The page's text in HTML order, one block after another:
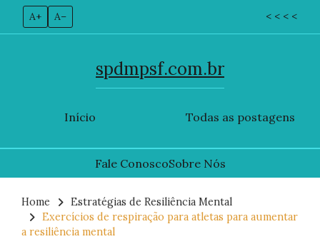
A+ A– < < < <
Início
spdmpsf.com.br
Todas as postagens
Fale ConoscoSobre Nós
content
Home
Estratégias de Resiliência Mental
Exercícios de respiração para atletas para aumentar
a resiliência mental